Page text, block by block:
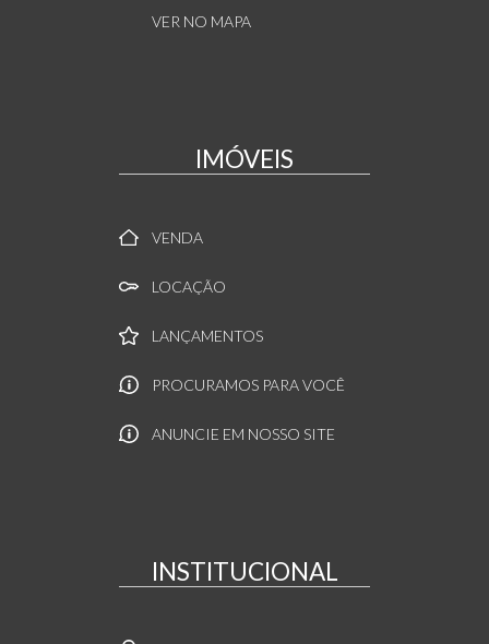
VER NO MAPA
IMÓVEIS
VENDA
LOCAÇÃO
LANÇAMENTOS
PROCURAMOS PARA VOCÊ
ANUNCIE EM NOSSO SITE
INSTITUCIONAL